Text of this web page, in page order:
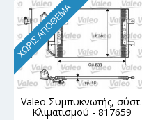
ΧΩΡΊΣ ΑΠΌΘΕΜΑ
Valeo Συμπυκνωτής, σύστ.
Κλιματισμού - 817659